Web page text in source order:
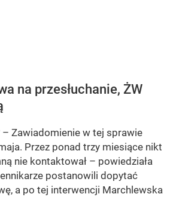
na przesłuchanie, ŻW
Zawiadomienie w tej sprawie
Przez ponad trzy miesiące nikt
nie kontaktował – powiedziała
postanowili dopytać
a po tej interwencji Marchlewska